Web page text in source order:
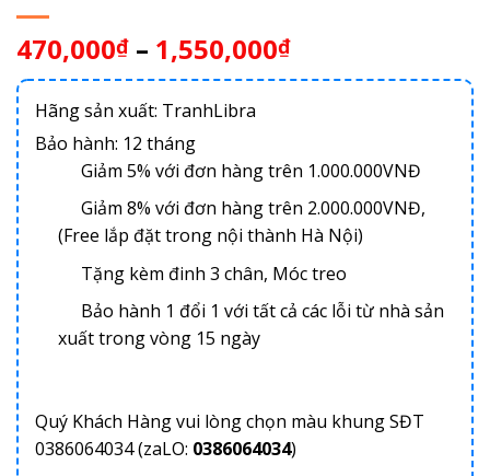
470,000₫ – 1,550,000₫
Hãng sản xuất: TranhLibra
Bảo hành: 12 tháng
Giảm 5% với đơn hàng trên 1.000.000VNĐ
Giảm 8% với đơn hàng trên 2.000.000VNĐ,
(Free lắp đặt trong nội thành Hà Nội)
Tặng kèm đinh 3 chân, Móc treo
Bảo hành 1 đổi 1 với tất cả các lỗi từ nhà sản
xuất trong vòng 15 ngày
Quý Khách Hàng vui lòng chọn màu khung SĐT
0386064034 (zaLO: 0386064034)